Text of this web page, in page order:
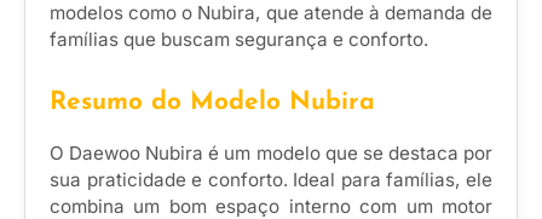
modelos como o Nubira, que atende à demanda de
famílias que buscam segurança e conforto.
Resumo do Modelo Nubira
O Daewoo Nubira é um modelo que se destaca por
sua praticidade e conforto. Ideal para famílias, ele
combina um bom espaço interno com um motor